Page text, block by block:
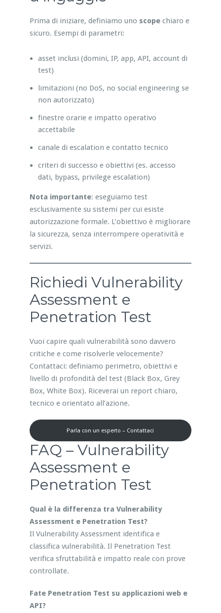
Prima di iniziare, definiamo uno scopechiaro e
sicuro. Esempi di parametri:
asset inclusi (domini, IP, app, API, account di
test)
limitazioni (no DoS, no social engineering se
non autorizzato)
finestre orarie e impatto operativo
accettabile
canale di escalation e contatto tecnico
criteri di successo e obiettivi (es. accesso
dati, bypass, privilege escalation)
Nota importante: eseguiamo test
esclusivamente su sistemi per cui esiste
autorizzazione formale. L’obiettivo è migliorare
la sicurezza, senza interrompere operatività e
servizi.
Richiedi Vulnerability
Assessment e
Penetration Test
Vuoi capire quali vulnerabilità sono davvero
critiche e come risolverle velocemente?
Contattaci: definiamo perimetro, obiettivi e
livello di profondità del test (Black Box, Grey
Box, White Box). Riceverai un report chiaro,
tecnico e orientato all’azione.
Parla con un esperto – Contattaci
FAQ – Vulnerability
Assessment e
Penetration Test
Qual è la differenza tra Vulnerability
Assessment e Penetration Test?
Il Vulnerability Assessment identifica e
classifica vulnerabilità. Il Penetration Test
verifica sfruttabilità e impatto reale con prove
controllate.
Fate Penetration Test su applicazioni web e
API?